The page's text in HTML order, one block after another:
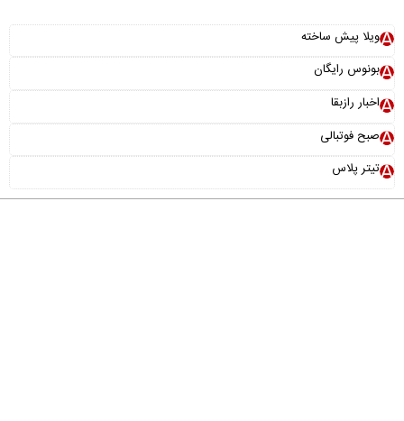
ویلا پیش ساخته
بونوس رایگان
اخبار رازبقا
صبح فوتبالی
تیتر پلاس
×
نقش سامانه دفاع موشکی «اچ کیو ۹» در امنیت ملی کشور